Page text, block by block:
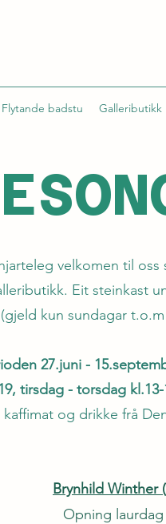
Flytande badstu Galleributikk
velkomen til
Eit steinkast
kun sundagar
27.juni -
tirsdag - torsdag
kaffimat og drikke frå
Brynhild Winther